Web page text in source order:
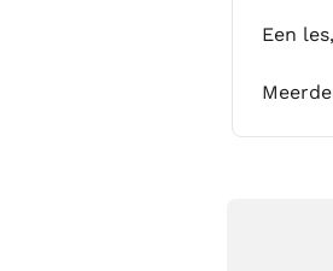
Een